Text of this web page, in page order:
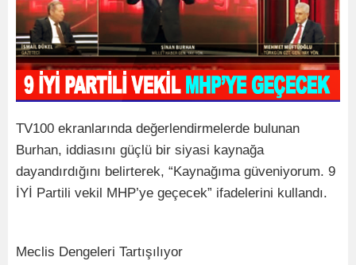
TV100 ekranlarında değerlendirmelerde bulunan
Burhan, iddiasını güçlü bir siyasi kaynağa
dayandırdığını belirterek, “Kaynağıma güveniyorum. 9
İYİ Partili vekil MHP’ye geçecek” ifadelerini kullandı.
Meclis Dengeleri Tartışılıyor